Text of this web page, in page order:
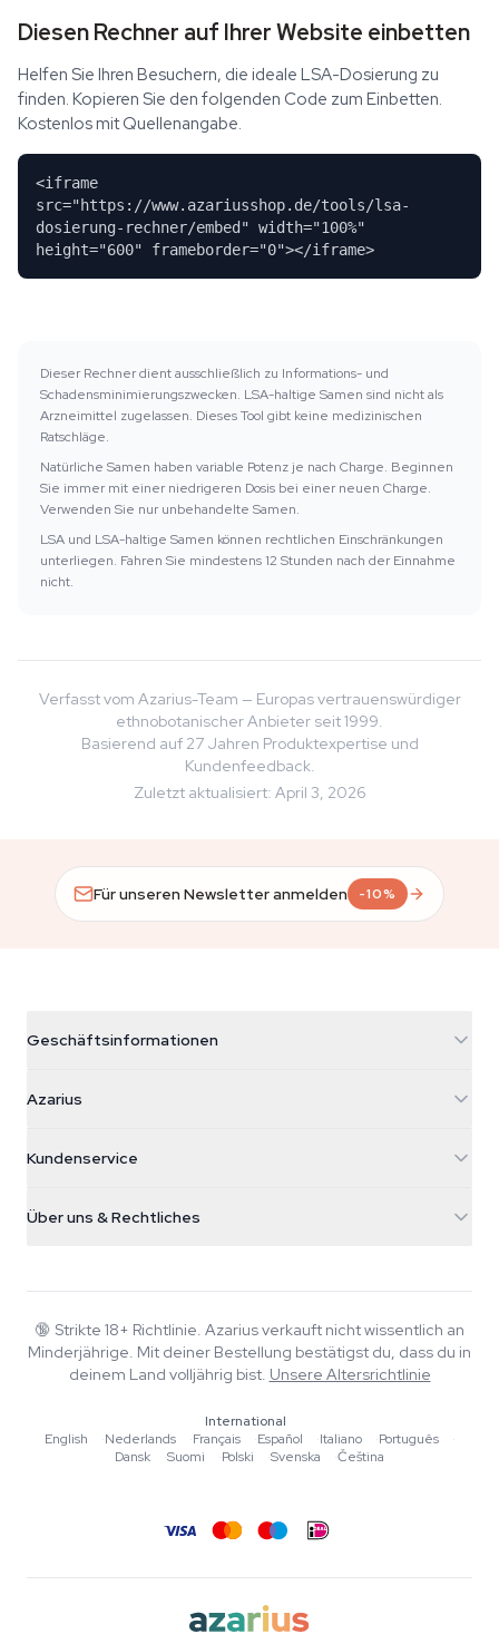
Diesen Rechner auf Ihrer Website einbetten
Helfen Sie Ihren Besuchern, die ideale LSA-Dosierung zu
finden. Kopieren Sie den folgenden Code zum Einbetten.
Kostenlos mit Quellenangabe.
<iframe
src="https://www.azariusshop.de/tools/lsa-
dosierung-rechner/embed" width="100%"
height="600" frameborder="0"></iframe>
Dieser Rechner dient ausschließlich zu Informations- und
Schadensminimierungszwecken. LSA-haltige Samen sind nicht als
Arzneimittel zugelassen. Dieses Tool gibt keine medizinischen
Ratschläge.
Natürliche Samen haben variable Potenz je nach Charge. Beginnen
Sie immer mit einer niedrigeren Dosis bei einer neuen Charge.
Verwenden Sie nur unbehandelte Samen.
LSA und LSA-haltige Samen können rechtlichen Einschränkungen
unterliegen. Fahren Sie mindestens 12 Stunden nach der Einnahme
nicht.
Verfasst vom Azarius-Team — Europas vertrauenswürdiger
ethnobotanischer Anbieter seit 1999.
Basierend auf 27 Jahren Produktexpertise und
Kundenfeedback.
Zuletzt aktualisiert: April 3, 2026
Für unseren Newsletter anmelden -10%
Geschäftsinformationen
Galvaniweg 11
Nederland
+31(0)204897914
Azarius
Smokeshop
Kundenservice
FAQ
Datenschutzrichtlinie
Über uns & Rechtliches
Wiki
Blog
Autoren
Tools & Rechner
🔞 Strikte 18+ Richtlinie. Azarius verkauft nicht wissentlich an
Minderjährige. Mit deiner Bestellung bestätigst du, dass du in
deinem Land volljährig bist. Unsere Altersrichtlinie
International
English
·Nederlands ·Français ·Español ·Italiano ·Português
·
Dansk
·Suomi ·Polski ·Svenska ·Čeština